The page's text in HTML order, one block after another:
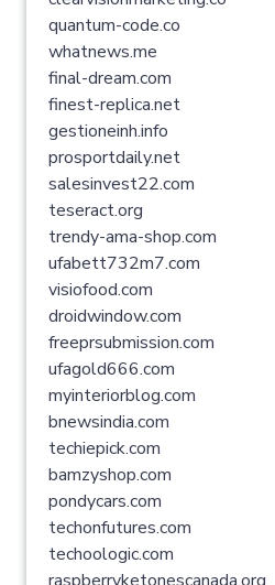
quantum-code.co
whatnews.me
final-dream.com
finest-replica.net
gestioneinh.info
prosportdaily.net
salesinvest22.com
teseract.org
trendy-ama-shop.com
ufabett732m7.com
visiofood.com
droidwindow.com
freeprsubmission.com
ufagold666.com
myinteriorblog.com
bnewsindia.com
techiepick.com
bamzyshop.com
pondycars.com
techonfutures.com
techoologic.com